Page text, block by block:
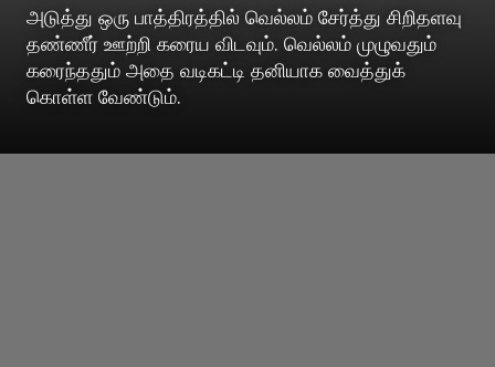
அடுத்து ஒரு பாத்திரத்தில் வெல்லம் சேர்த்து சிறிதளவு
தண்ணீர் ஊற்றி கரைய விடவும். வெல்லம் முழுவதும்
கரைந்ததும் அதை வடிகட்டி தனியாக வைத்துக்
கொள்ள வேண்டும்.